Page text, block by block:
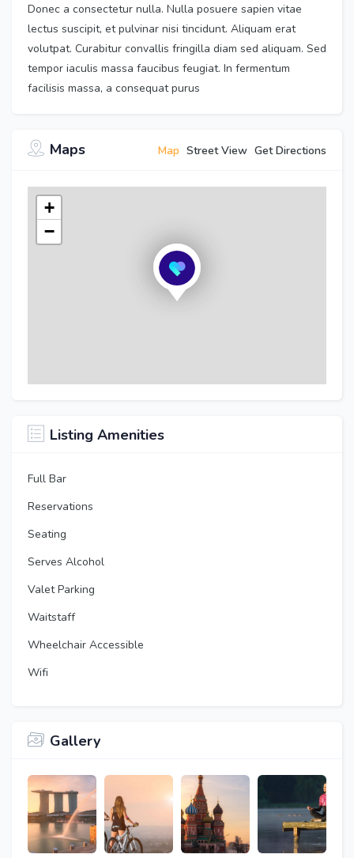
Donec a consectetur nulla. Nulla posuere sapien vitae
lectus suscipit, et pulvinar nisi tincidunt. Aliquam erat
volutpat. Curabitur convallis fringilla diam sed aliquam. Sed
tempor iaculis massa faucibus feugiat. In fermentum
facilisis massa, a consequat purus
Maps Map Street View Get Directions
+
−
Listing Amenities
Full Bar
Reservations
Seating
Serves Alcohol
Valet Parking
Waitstaff
Wheelchair Accessible
Wifi
Gallery